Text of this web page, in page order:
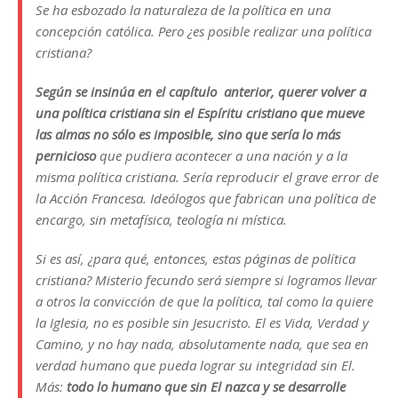
Se ha esbozado la naturaleza de la política en una
concepción católica. Pero ¿es posible realizar una política
cristiana?
Según se insinúa en el capítulo anterior, querer volver a
una política cristiana sin el Espíritu cristiano que mueve
las almas no sólo es imposible, sino que sería lo más
perniciosoque pudiera acontecer a una nación y a la
misma política cristiana. Sería reproducir el grave error de
la Acción Francesa. Ideólogos que fabrican una política de
encargo, sin metafísica, teología ni mística.
Si es así, ¿para qué, entonces, estas páginas de política
cristiana? Misterio fecundo será siempre si logramos llevar
a otros la convicción de que la política, tal como la quiere
la Iglesia, no es posible sin Jesucristo. El es Vida, Verdad y
Camino, y no hay nada, absolutamente nada, que sea en
verdad humano que pueda lograr su integridad sin El.
Más: todo lo humano que sin El nazca y se desarrolle